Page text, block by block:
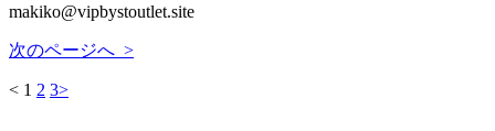
makiko@vipbystoutlet.site
次のページへ >
< 1 2 3>